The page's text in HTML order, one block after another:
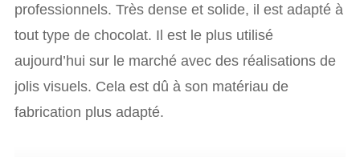
professionnels. Très dense et solide, il est adapté à
tout type de chocolat. Il est le plus utilisé
aujourd’hui sur le marché avec des réalisations de
jolis visuels. Cela est dû à son matériau de
fabrication plus adapté.